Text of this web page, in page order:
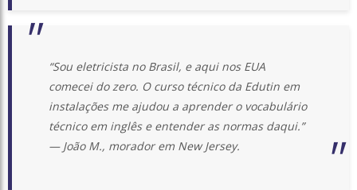
“Sou eletricista no Brasil, e aqui nos EUA
comecei do zero. O curso técnico da Edutin em
instalações me ajudou a aprender o vocabulário
técnico em inglês e entender as normas daqui.”
— João M., morador em New Jersey.